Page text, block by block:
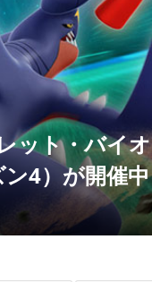
ット・バイ
4）が開催